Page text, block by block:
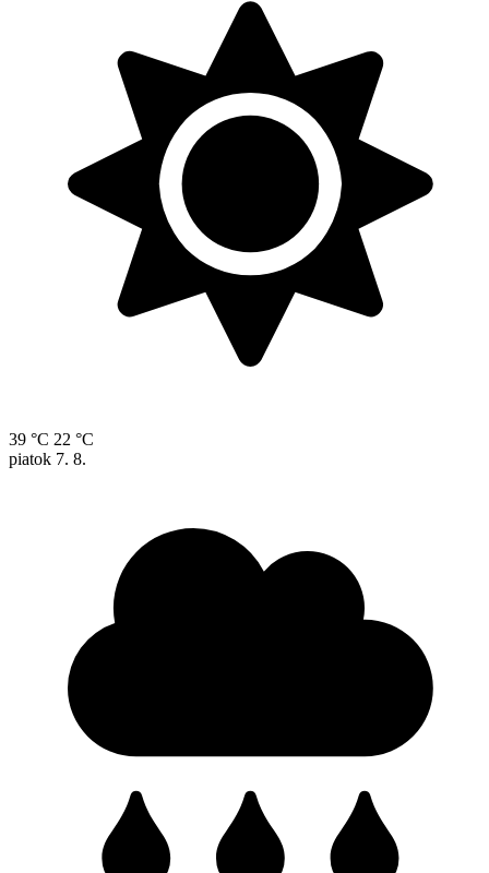
39 °C 22 °C
piatok 7. 8.